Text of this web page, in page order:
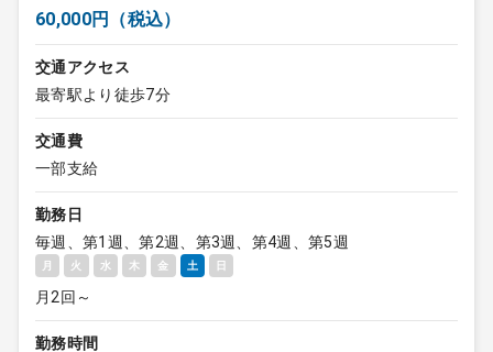
60,000円（税込）
交通アクセス
最寄駅より徒歩7分
交通費
一部支給
勤務日
毎週、第1週、第2週、第3週、第4週、第5週
月 火 水 木 金 土 日
月2回～
勤務時間